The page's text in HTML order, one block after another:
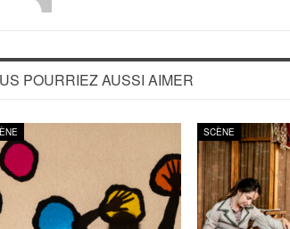
POURRIEZ AUSSI AIMER
SCÈNE